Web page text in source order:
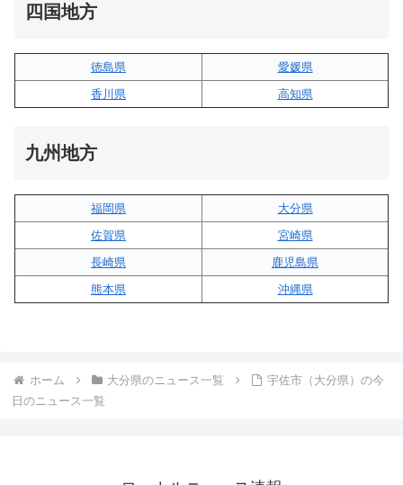
四国地方
徳島県
愛媛県
香川県
高知県
九州地方
福岡県
大分県
佐賀県
宮崎県
長崎県
鹿児島県
熊本県
沖縄県
ホーム 大分県のニュース一覧
宇佐市（大分県）の今
日のニュース一覧